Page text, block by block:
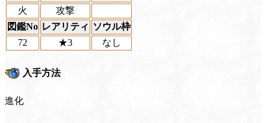
火
攻撃
図鑑No レアリティ ソウル枠
72
★3 なし
入手方法
進化